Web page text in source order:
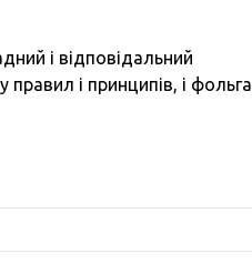
і відповідальний
і принципів, і фольга